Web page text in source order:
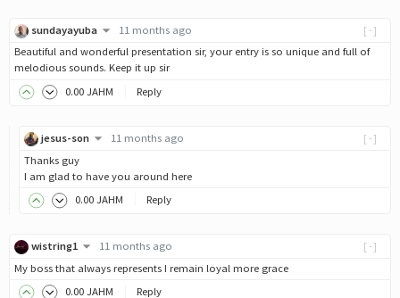
[-]
sundayayuba
11 months ago
Beautiful and wonderful presentation sir, your entry is so unique and full of
melodious sounds. Keep it up sir
0.00 JAHM Reply
[-]
jesus-son
11 months ago
Thanks guy
I am glad to have you around here
0.00 JAHM Reply
[-]
wistring1
11 months ago
My boss that always represents I remain loyal more grace
0.00 JAHM Reply